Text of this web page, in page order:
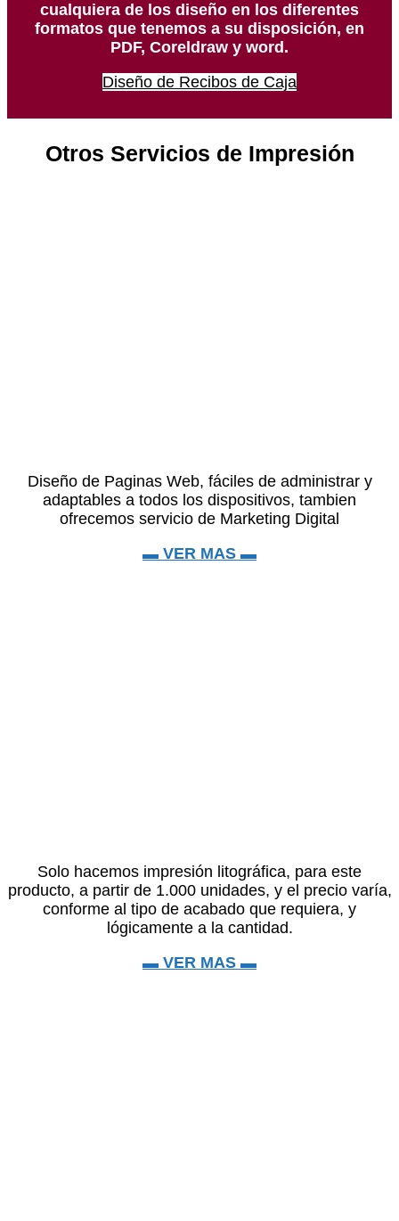
cualquiera de los diseño en los diferentes
formatos que tenemos a su disposición, en
PDF, Coreldraw y word.
Diseño de Recibos de Caja
Otros Servicios de Impresión
Diseño de Paginas Web, fáciles de administrar y
adaptables a todos los dispositivos, tambien
ofrecemos servicio de Marketing Digital
▬ VER MAS ▬
Solo hacemos impresión litográfica, para este
producto, a partir de 1.000 unidades, y el precio varía,
conforme al tipo de acabado que requiera, y
lógicamente a la cantidad.
▬ VER MAS ▬